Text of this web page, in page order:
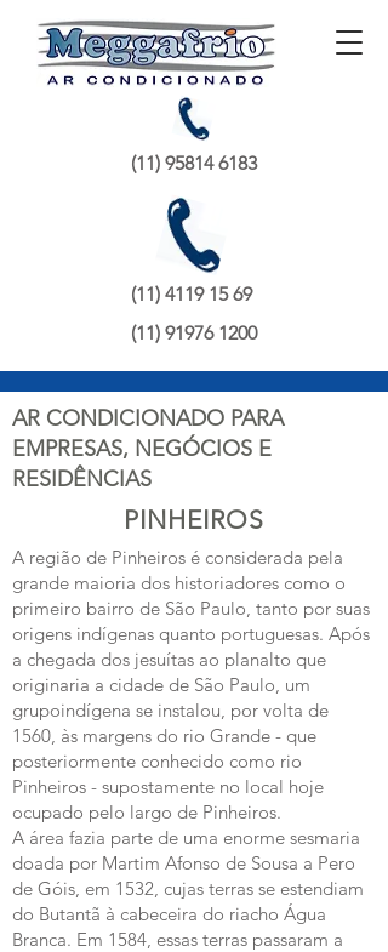
(11) 95814 6183
(11) 4119 15 69
(11) 91976 1200
AR CONDICIONADO PARA
EMPRESAS, NEGÓCIOS E
RESIDÊNCIAS
PINHEIROS
A região de Pinheiros é considerada pela
grande maioria dos historiadores como o
primeiro bairro de São Paulo, tanto por suas
origens indígenas quanto portuguesas. Após
a chegada dos jesuítas ao planalto que
originaria a cidade de São Paulo, um
grupoindígena se instalou, por volta de
1560, às margens do rio Grande - que
posteriormente conhecido como rio
Pinheiros - supostamente no local hoje
ocupado pelo largo de Pinheiros.
A área fazia parte de uma enorme sesmaria
doada por Martim Afonso de Sousa a Pero
de Góis, em 1532, cujas terras se estendiam
do Butantã à cabeceira do riacho Água
Branca. Em 1584, essas terras passaram a